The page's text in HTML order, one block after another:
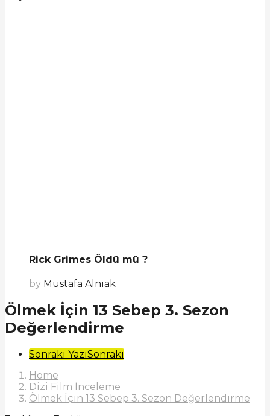
Rick Grimes Öldü mü ?
by Mustafa Alnıak
Ölmek İçin 13 Sebep 3. Sezon
Değerlendirme
Post
Pagination
Sonraki YazıSonraki
Home
Dizi Film İnceleme
Ölmek İçin 13 Sebep 3. Sezon Değerlendirme